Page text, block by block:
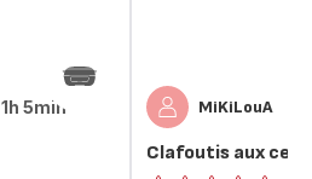
1h 5min MiKiLouA
Clafoutis aux